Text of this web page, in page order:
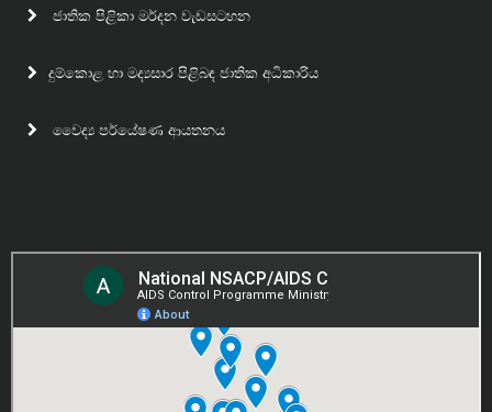
ජාතික පිළිකා මර්දන වැඩසටහන
දුම්කොළ හා මද්‍යසාර පිළිබඳ ජාතික අධිකාරිය
වෛද්‍ය පර්යේෂණ ආයතනය